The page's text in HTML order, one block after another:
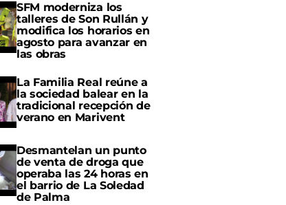
SFM moderniza los
talleres de Son Rullán y
modifica los horarios en
agosto para avanzar en
las obras
La Familia Real reúne a
la sociedad balear en la
tradicional recepción de
verano en Marivent
Desmantelan un punto
de venta de droga que
operaba las 24 horas en
el barrio de La Soledad
de Palma